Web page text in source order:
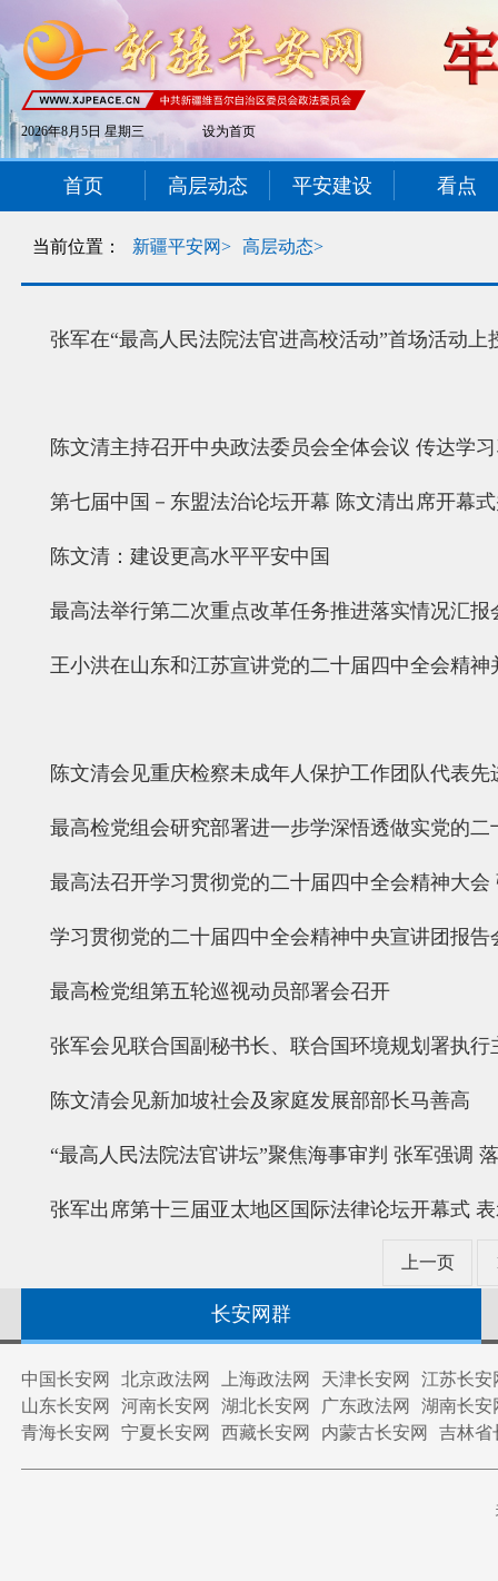
2026年8月5日 星期三 设为首页
首页 高层动态 平安建设 看点
当前位置： 新疆平安网> 高层动态>
张军在“最高人民法院法官进高校活动”首场活
陈文清主持召开中央政法委员会全体会议 传达学
第七届中国－东盟法治论坛开幕 陈文清出席开幕
陈文清：建设更高水平平安中国
最高法举行第二次重点改革任务推进落实情况汇报
王小洪在山东和江苏宣讲党的二十届四中全会精
陈文清会见重庆检察未成年人保护工作团队代表
最高检党组会研究部署进一步学深悟透做实党的
最高法召开学习贯彻党的二十届四中全会精神大
学习贯彻党的二十届四中全会精神中央宣讲团报
最高检党组第五轮巡视动员部署会召开
张军会见联合国副秘书长、联合国环境规划署执行
陈文清会见新加坡社会及家庭发展部部长马善高
“最高人民法院法官讲坛”聚焦海事审判 张军强调
张军出席第十三届亚太地区国际法律论坛开幕式
上一页
长安网群
中国长安网 北京政法网 上海政法网 天津长安网
江苏长安
山东长安网
河南长安网 湖北长安网 广东政法网
湖南长安
青海长安网
宁夏长安网 西藏长安网 内蒙古长安网 吉林省